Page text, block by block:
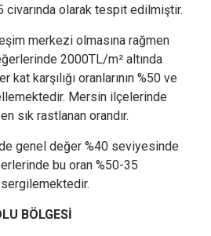
civarında olarak tespit edilmiştir.
merkezi olmasına rağmen
2000TL/m² altında
kat karşılığı oranlarının %50 ve
Mersin ilçelerinde
sık rastlanan orandır.
genel değer %40 seviyesinde
bu oran %50-35
sergilemektedir.
BÖLGESİ